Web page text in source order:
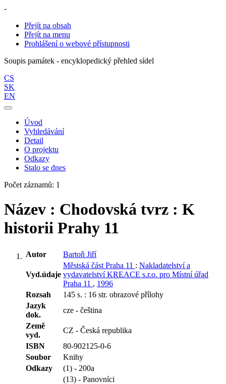
-
Přejít na obsah
Přejít na menu
Prohlášení o webové přístupnosti
Soupis památek - encyklopedický přehled sídel
CS
SK
EN
Úvod
Vyhledávání
Detail
O projektu
Odkazy
Stalo se dnes
Počet záznamů: 1
Název : Chodovská tvrz : K
historii Prahy 11
Autor Bartoň Jiří
Vyd.údaje
Městská část Praha 11 : Nakladatelství a
vydavatelství KREACE s.r.o. pro Místní úřad
Praha 11 , 1996
Rozsah
145 s. : 16 str. obrazové přílohy
Jazyk
dok.
cze - čeština
Země
vyd.
CZ - Česká republika
ISBN
80-902125-0-6
Soubor
Knihy
Odkazy
(1) - 200a
(13) - Panovníci